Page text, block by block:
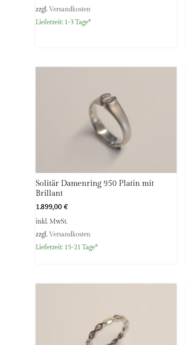
zzgl. Versandkosten
Lieferzeit: 1-3 Tage*
Solitär Damenring 950 Platin mit
Brillant
1.899,00 €
inkl. MwSt.
zzgl. Versandkosten
Lieferzeit: 15-21 Tage*